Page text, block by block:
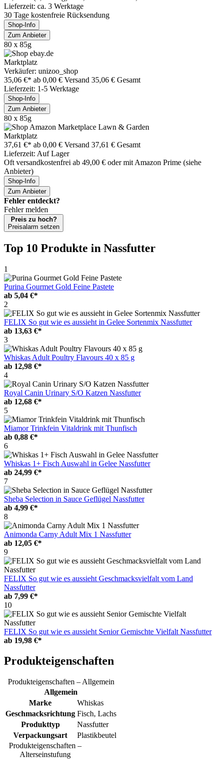
Lieferzeit: ca. 3 Werktage
30 Tage kostenfreie Rücksendung
Shop-Info
Zum Anbieter
80 x 85g
Marktplatz
Verkäufer: unizoo_shop
35,06 €* ab 0,00 € Versand 35,06 € Gesamt
Lieferzeit: 1-5 Werktage
Shop-Info
Zum Anbieter
80 x 85g
Marktplatz
37,61 €* ab 0,00 € Versand 37,61 € Gesamt
Lieferzeit: Auf Lager
Oft versandkostenfrei ab 49,00 € oder mit Amazon Prime (siehe
Anbieter)
Shop-Info
Zum Anbieter
Fehler entdeckt?
Fehler melden
Preis zu hoch?
Preisalarm setzen
Top 10 Produkte in Nassfutter
1
Purina Gourmet Gold Feine Pastete
ab 5,04 €*
2
FELIX So gut wie es aussieht in Gelee Sortenmix Nassfutter
ab 13,63 €*
3
Whiskas Adult Poultry Flavours 40 x 85 g
ab 12,98 €*
4
Royal Canin Urinary S/O Katzen Nassfutter
ab 12,68 €*
5
Miamor Trinkfein Vitaldrink mit Thunfisch
ab 0,88 €*
6
Whiskas 1+ Fisch Auswahl in Gelee Nassfutter
ab 24,99 €*
7
Sheba Selection in Sauce Geflügel Nassfutter
ab 4,99 €*
8
Animonda Carny Adult Mix 1 Nassfutter
ab 12,05 €*
9
FELIX So gut wie es aussieht Geschmacksvielfalt vom Land
Nassfutter
ab 7,99 €*
10
FELIX So gut wie es aussieht Senior Gemischte Vielfalt Nassfutter
ab 19,98 €*
Produkteigenschaften
Produkteigenschaften – Allgemein
Allgemein
Marke
Whiskas
Geschmacksrichtung Fisch, Lachs
Produkttyp
Nassfutter
Verpackungsart
Plastikbeutel
Produkteigenschaften –
Alterseinstufung